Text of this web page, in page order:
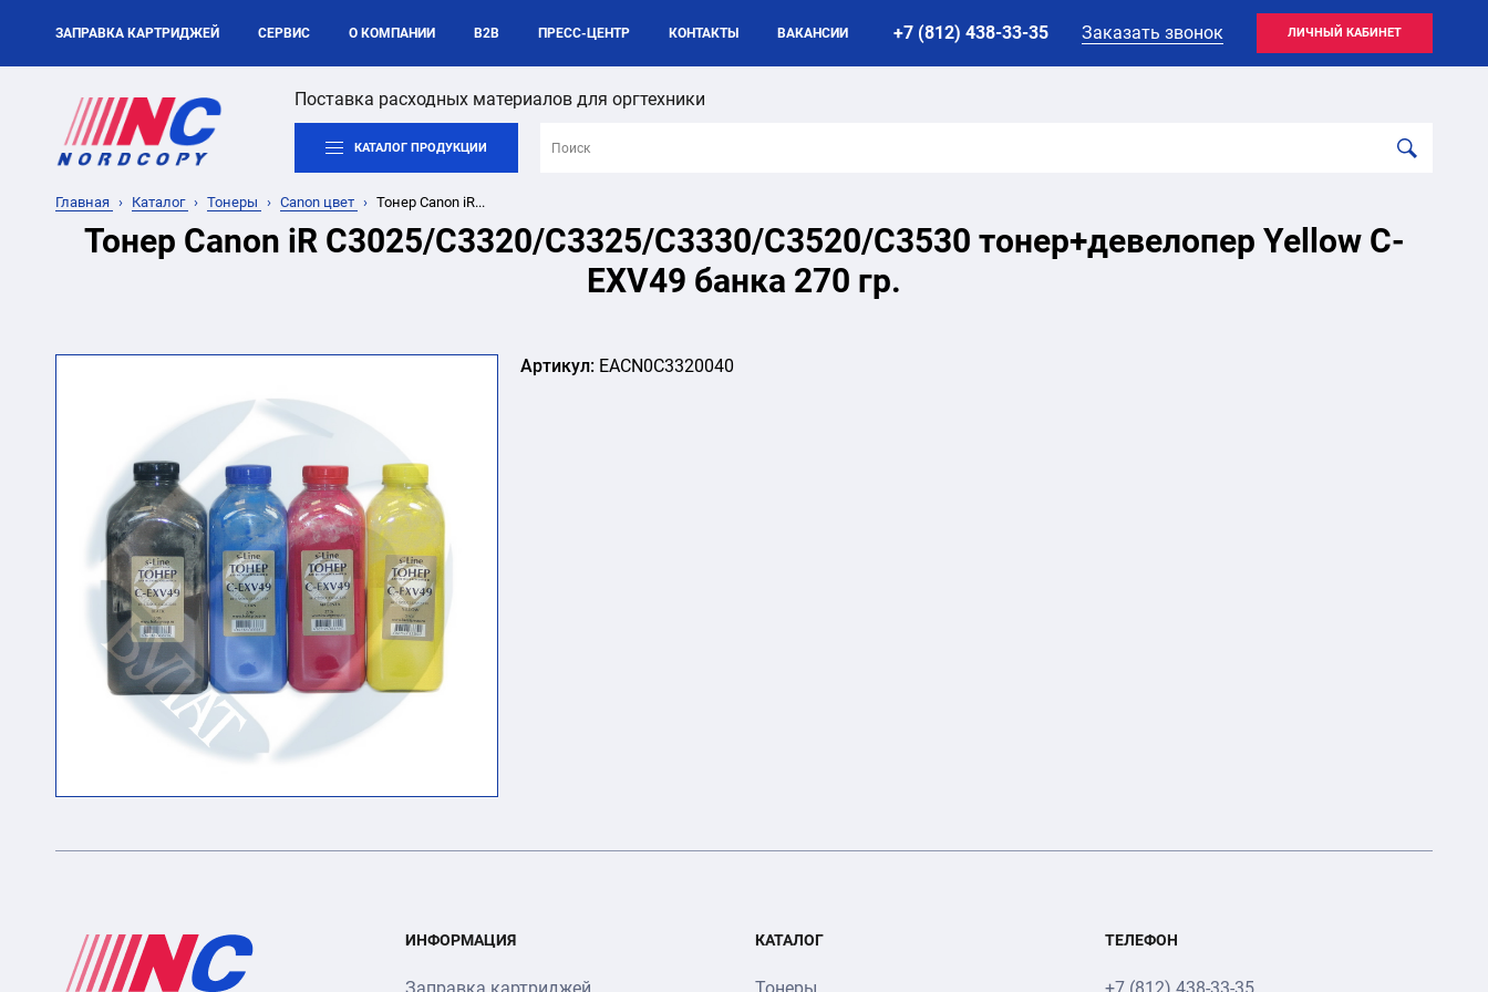
ЗАПРАВКА КАРТРИДЖЕЙ СЕРВИС О КОМПАНИИ B2B ПРЕСС-ЦЕНТР КОНТАКТЫ ВАКАНСИИ +7 (812) 438-33-35 Заказать звонок ЛИЧНЫЙ КАБИНЕТ
Поставка расходных материалов для оргтехники
КАТАЛОГ ПРОДУКЦИИ
Главная Каталог Тонеры Canon цвет Тонер Canon iR...
Тонер Canon iR C3025/C3320/C3325/C3330/C3520/C3530 тонер+девелопер Yellow C-
EXV49 банка 270 гр.
Артикул: EACN0C3320040
ИНФОРМАЦИЯ КАТАЛОГ ТЕЛЕФОН